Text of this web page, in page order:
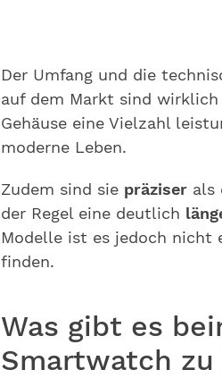
Der Umfang und die
auf dem Markt sind
Gehäuse eine Vielzahl
moderne Leben.
Zudem sind sie präziser als
der Regel eine deutlich
Modelle ist es jedoch nicht
finden.
Was gibt es
Smartwatch zu